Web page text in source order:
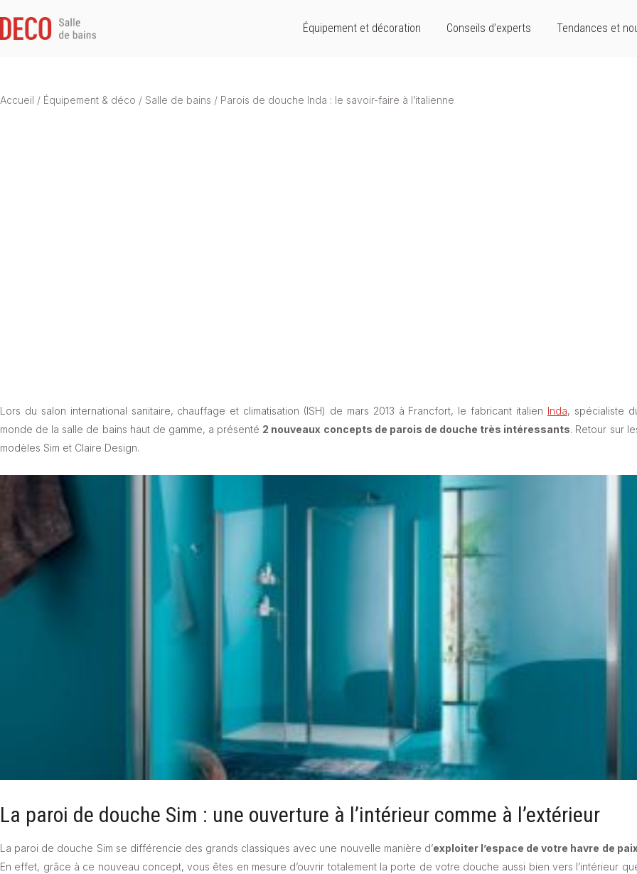
Équipement et décoration Conseils d’experts Tendances et
Accueil / Équipement & déco / Salle de bains / Parois de douche Inda : le savoir-faire à l’italienne
Lors du salon international sanitaire, chauffage et climatisation (ISH) de mars 2013 à Francfort, le fabricant italien Inda, spécialiste
monde de la salle de bains haut de gamme, a présenté 2 nouveaux concepts de parois de douche très intéressants. Retour sur
modèles Sim et Claire Design.
La paroi de douche Sim : une ouverture à l’intérieur comme à l’extérieur
La paroi de douche Sim se différencie des grands classiques avec une nouvelle manière d’exploiter l’espace de votre havre de paix
En effet, grâce à ce nouveau concept, vous êtes en mesure d’ouvrir totalement la porte de votre douche aussi bien vers l’intérieur